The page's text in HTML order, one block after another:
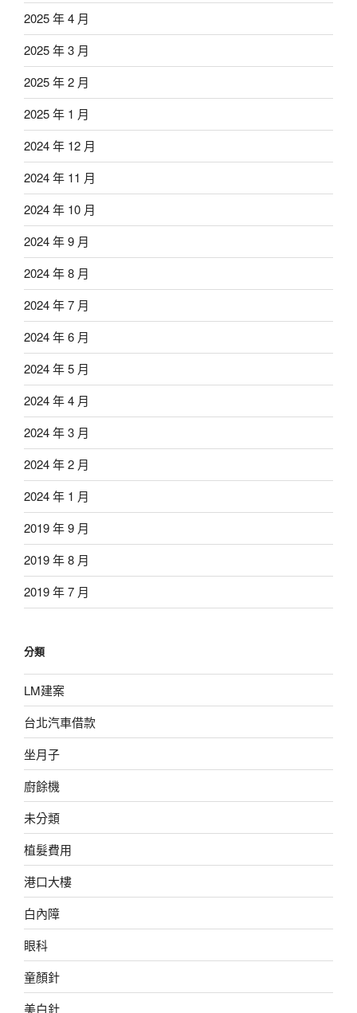
2025 年 4 月
2025 年 3 月
2025 年 2 月
2025 年 1 月
2024 年 12 月
2024 年 11 月
2024 年 10 月
2024 年 9 月
2024 年 8 月
2024 年 7 月
2024 年 6 月
2024 年 5 月
2024 年 4 月
2024 年 3 月
2024 年 2 月
2024 年 1 月
2019 年 9 月
2019 年 8 月
2019 年 7 月
分類
LM建案
台北汽車借款
坐月子
廚餘機
未分類
植髮費用
港口大樓
白內障
眼科
童顏針
美白針